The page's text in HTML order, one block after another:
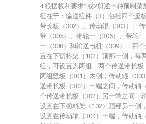
4.根据权利要求1或2所述一种预制菜
征在于：输送组件（3）包括四个竖
带长板（302）、传动辊（303）、
带（305）、带轮一（306）、带轮
一（308）和输送电机（309），四
置在下切料架（102）顶部一侧，每
组，可设置为两组，两个传送带长板
两组竖板（301）内侧，传动辊（
送带长板（302）一端之间，传动轴
个传送带长板（302）另一端之间，
设置在下切料架（102）顶部另一侧
设置在传动轴（304）一端，传动轴